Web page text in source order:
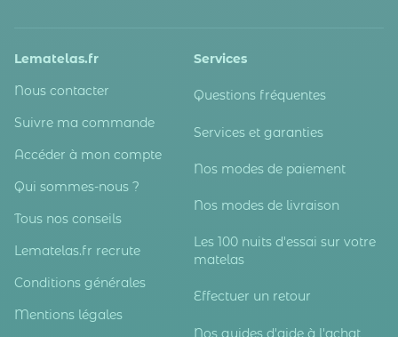
Lematelas.fr
Nous contacter
Suivre ma commande
Accéder à mon compte
Qui sommes-nous ?
Tous nos conseils
Lematelas.fr recrute
Conditions générales
Mentions légales
Services
Questions fréquentes
Services et garanties
Nos modes de paiement
Nos modes de livraison
Les 100 nuits d'essai sur votre
matelas
Effectuer un retour
Nos guides d'aide à l'achat